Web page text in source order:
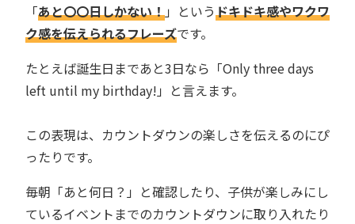
「あと〇〇日しかない！」というドキドキ感やワクワ
ク感を伝えられるフレーズです。
たとえば誕生日まであと3日なら「Only three days
left until my birthday!」と言えます。
この表現は、カウントダウンの楽しさを伝えるのにぴ
ったりです。
毎朝「あと何日？」と確認したり、子供が楽しみにし
ているイベントまでのカウントダウンに取り入れたり